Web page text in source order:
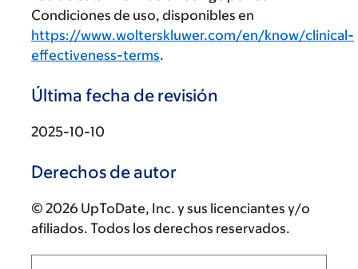
Condiciones de uso, disponibles en
https://www.wolterskluwer.com/en/know/clinical-
effectiveness-terms.
Última fecha de revisión
2025-10-10
Derechos de autor
© 2026 UpToDate, Inc. y sus licenciantes y/o
afiliados. Todos los derechos reservados.